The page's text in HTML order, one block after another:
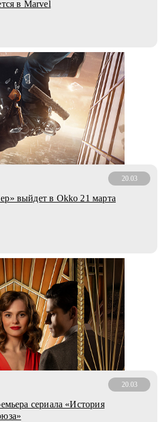
в Marvel
20.03
выйдет в Okko 21 марта
20.03
сериала «История